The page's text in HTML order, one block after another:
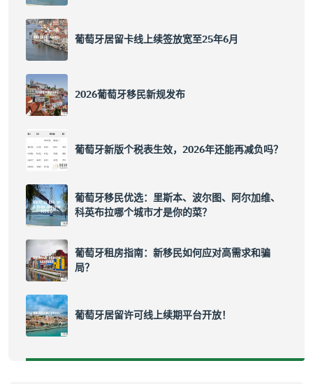
葡萄牙居留卡线上续签放宽至25年6月
2026葡萄牙移民新规发布
葡萄牙新版个税表生效，2026年还能再减负吗？
葡萄牙移民优选：里斯本、波尔图、阿尔加维、
科英布拉哪个城市才是你的菜？
葡萄牙租房指南：新移民如何应对高需求和骗
局？
葡萄牙居留许可线上续期平台开放！